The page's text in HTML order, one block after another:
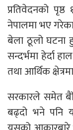
प्रतिवेदनको
नेपालमा भए
बेला ठूलो घटना
सन्दर्भमा हेर्दा
तथा आर्थिक
सरकारले समेत
बढ्दो भने पनि